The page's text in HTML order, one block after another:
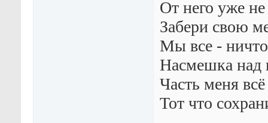
От него уже
Забери свою
Мы все -
Насмешка над
Часть меня
Тот что